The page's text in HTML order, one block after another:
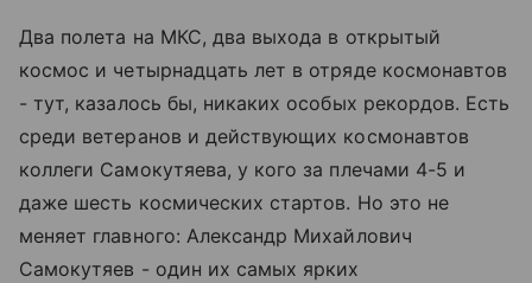
Два полета на МКС, два выхода в открытый
космос и четырнадцать лет в отряде космонавтов
- тут, казалось бы, никаких особых рекордов. Есть
среди ветеранов и действующих космонавтов
коллеги Самокутяева, у кого за плечами 4-5 и
даже шесть космических стартов. Но это не
меняет главного: Александр Михайлович
Самокутяев - один их самых ярких